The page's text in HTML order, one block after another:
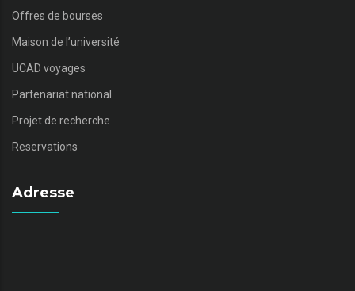
Offres de bourses
Maison de l’université
UCAD voyages
Partenariat national
Projet de recherche
Reservations
Adresse